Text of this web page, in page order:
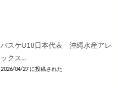
バスケU18日本代表 沖縄水産アレ
ックス...
2026/04/27 に投稿された